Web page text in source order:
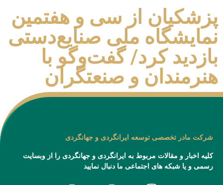
پزشکیان از سی و هفتمین
نمایشگاه ملی صنایع‌دستی
بازدید کرد/ گفت‌وگو با
هنرمندان و صنعتگران
شرکت مادر تخصصی توسعه ایرانگردی و جهانگردی
کلیه اخبار و مقالات مربوط به ایرانگردی و جهانگردی را از وبسایت
رسمی و یا شبکه های اجتماعی ما دنبال نمایید